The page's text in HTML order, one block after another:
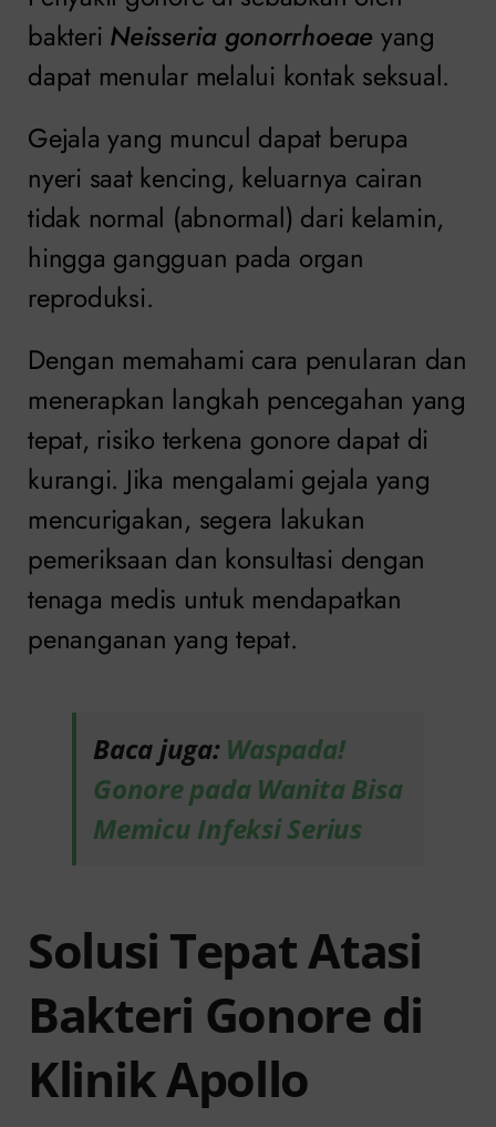
bakteri Neisseria gonorrhoeae yang
dapat menular melalui kontak seksual.
Gejala yang muncul dapat berupa
nyeri saat kencing, keluarnya cairan
tidak normal (abnormal) dari kelamin,
hingga gangguan pada organ
reproduksi.
Dengan memahami cara penularan dan
menerapkan langkah pencegahan yang
tepat, risiko terkena gonore dapat di
kurangi. Jika mengalami gejala yang
mencurigakan, segera lakukan
pemeriksaan dan konsultasi dengan
tenaga medis untuk mendapatkan
penanganan yang tepat.
Baca juga: Waspada!
Gonore pada Wanita Bisa
Memicu Infeksi Serius
Solusi Tepat Atasi
Bakteri Gonore di
Klinik Apollo